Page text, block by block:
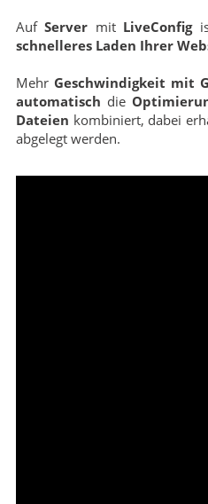
AufServer mit LiveConfig
schnelleres Laden Ihrer
Mehr Geschwindigkeit mit
automatisch die
Dateien kombiniert, dabei
abgelegt werden.